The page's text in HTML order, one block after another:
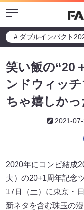
Menu
# ダブルインパクト
笑い飯の“20
ンドウィッ
ちゃ嬉しかっ
2021-07-
2020年にコンビ結成
夫）の20+1周年記念
17日（土）に東京・
新ネタを含む珠玉の